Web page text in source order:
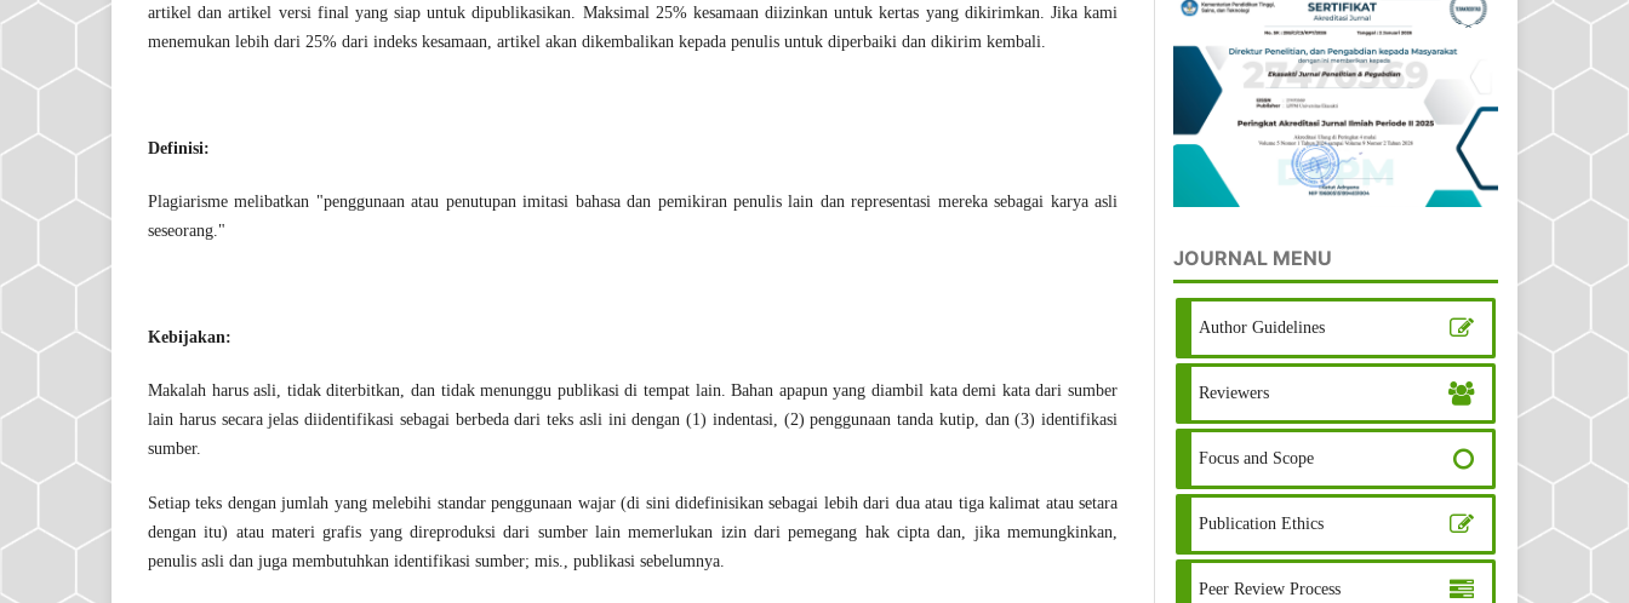
artikel dan artikel versi final yang siap untuk dipublikasikan. Maksimal 25% kesamaan diizinkan untuk kertas yang dikirimkan. Jika kami
menemukan lebih dari 25% dari indeks kesamaan, artikel akan dikembalikan kepada penulis untuk diperbaiki dan dikirim kembali.
Definisi:
Plagiarisme melibatkan "penggunaan atau penutupan imitasi bahasa dan pemikiran penulis lain dan representasi mereka sebagai karya asli
seseorang."
Kebijakan:
Makalah harus asli, tidak diterbitkan, dan tidak menunggu publikasi di tempat lain. Bahan apapun yang diambil kata demi kata dari sumber
lain harus secara jelas diidentifikasi sebagai berbeda dari teks asli ini dengan (1) indentasi, (2) penggunaan tanda kutip, dan (3) identifikasi
sumber.
Setiap teks dengan jumlah yang melebihi standar penggunaan wajar (di sini didefinisikan sebagai lebih dari dua atau tiga kalimat atau setara
dengan itu) atau materi grafis yang direproduksi dari sumber lain memerlukan izin dari pemegang hak cipta dan, jika memungkinkan,
penulis asli dan juga membutuhkan identifikasi sumber; mis., publikasi sebelumnya.
JOURNAL MENU
Author Guidelines
Reviewers
Focus and Scope
Publication Ethics
Peer Review Process